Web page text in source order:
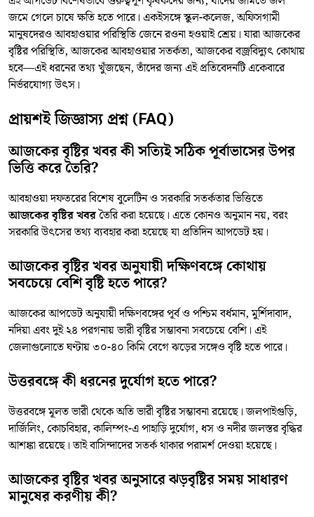
জমে গেলে চাষে ক্ষতি হতে পারে। একইসঙ্গে স্কুল-কলেজ, অফিসগামী
মানুষদেরও আবহাওয়ার পরিস্থিতি জেনে রওনা হওয়াই শ্রেয়। যারা আজকের
বৃষ্টির পরিস্থিতি, আজকের আবহাওয়ার সতর্কতা, আজকের বজ্রবিদ্যুৎ কোথায়
হবে—এই ধরনের তথ্য খুঁজছেন, তাঁদের জন্য এই প্রতিবেদনটি একেবারে
নির্ভরযোগ্য উৎস।
প্রায়শই জিজ্ঞাস্য প্রশ্ন (FAQ)
আজকের বৃষ্টির খবর কী সত্যিই সঠিক পূর্বাভাসের উপর
ভিত্তি করে তৈরি?
আবহাওয়া দফতরের বিশেষ বুলেটিন ও সরকারি সতর্কতার ভিত্তিতে
আজকের বৃষ্টির খবরতৈরি করা হয়েছে। এতে কোনও অনুমান নয়, বরং
সরকারি উৎসের তথ্য ব্যবহার করা হয়েছে যা প্রতিদিন আপডেট হয়।
আজকের বৃষ্টির খবর অনুযায়ী দক্ষিণবঙ্গে কোথায়
সবচেয়ে বেশি বৃষ্টি হতে পারে?
আজকের আপডেট অনুযায়ী দক্ষিণবঙ্গের পূর্ব ও পশ্চিম বর্ধমান, মুর্শিদাবাদ,
নদিয়া এবং দুই ২৪ পরগনায় ভারী বৃষ্টির সম্ভাবনা সবচেয়ে বেশি। এই
জেলাগুলোতে ঘণ্টায় ৩০-৪০ কিমি বেগে ঝড়ের সঙ্গেও বৃষ্টি হতে পারে।
উত্তরবঙ্গে কী ধরনের দুর্যোগ হতে পারে?
উত্তরবঙ্গে মূলত ভারী থেকে অতি ভারী বৃষ্টির সম্ভাবনা রয়েছে। জলপাইগুড়ি,
দার্জিলিং, কোচবিহার, কালিম্পং-এ পাহাড়ি দুর্যোগ, ধস ও নদীর জলস্তর বৃদ্ধির
আশঙ্কা রয়েছে। তাই বাসিন্দাদের সতর্ক থাকার পরামর্শ দেওয়া হয়েছে।
আজকের বৃষ্টির খবর অনুসারে ঝড়বৃষ্টির সময় সাধারণ
মানুষের করণীয় কী?